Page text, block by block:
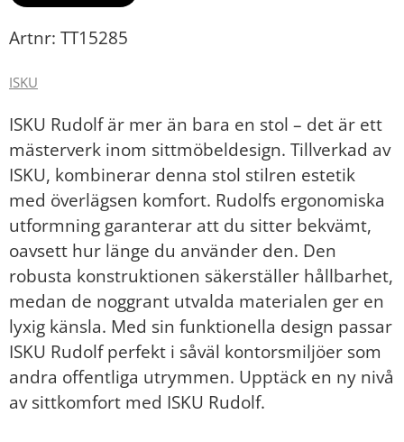
Artnr: TT15285
ISKU
ISKU Rudolf är mer än bara en stol – det är ett
mästerverk inom sittmöbeldesign. Tillverkad av
ISKU, kombinerar denna stol stilren estetik
med överlägsen komfort. Rudolfs ergonomiska
utformning garanterar att du sitter bekvämt,
oavsett hur länge du använder den. Den
robusta konstruktionen säkerställer hållbarhet,
medan de noggrant utvalda materialen ger en
lyxig känsla. Med sin funktionella design passar
ISKU Rudolf perfekt i såväl kontorsmiljöer som
andra offentliga utrymmen. Upptäck en ny nivå
av sittkomfort med ISKU Rudolf.